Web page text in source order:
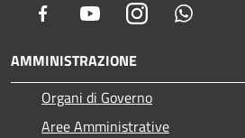
Facebook YoutubeInstagram
AMMINISTRAZIONE
Organi di Governo
Aree Amministrative